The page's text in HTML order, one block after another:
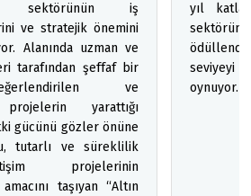
sektörünün iş
ve stratejik önemini
Alanında uzman ve
tarafından şeffaf bir
ve
yarattığı
gücünü gözler önüne
tutarlı ve süreklilik
projelerinin
taşıyan “Altın
yıl
seviyeyi
oynuyor.